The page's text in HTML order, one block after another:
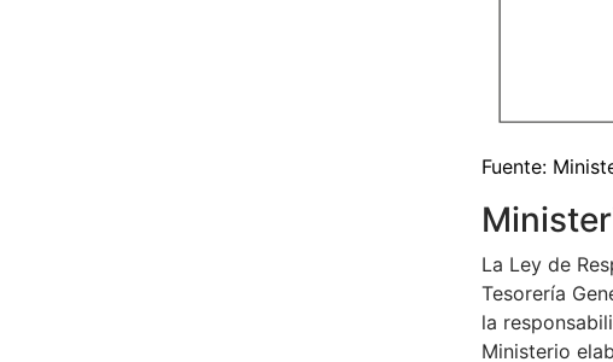
Fuente:
La Ley de
Tesorería
la
Ministerio